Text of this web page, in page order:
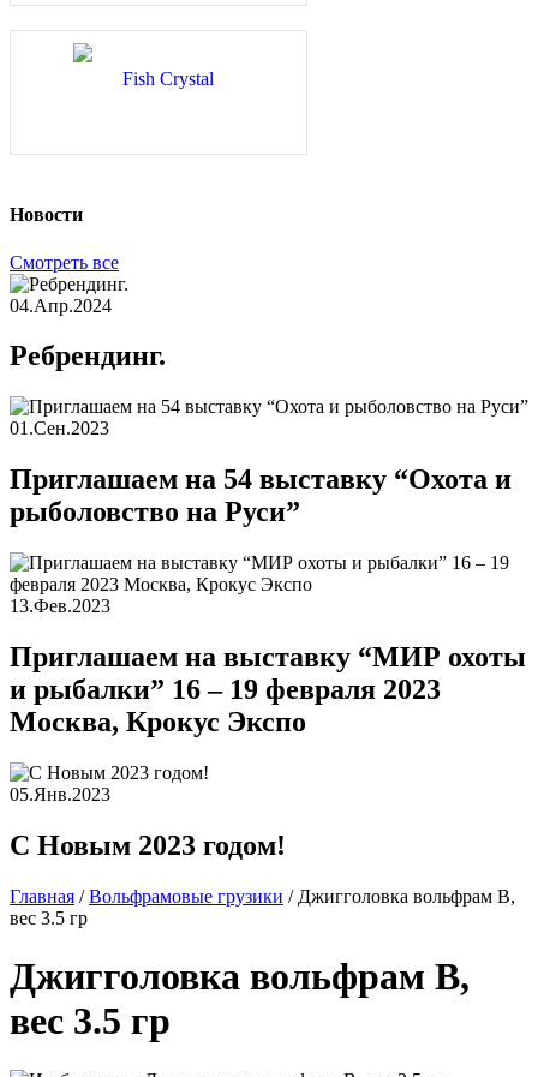
Новости
Смотреть все
04.Апр.2024
Ребрендинг.
01.Сен.2023
Приглашаем на 54 выставку “Охота и
рыболовство на Руси”
13.Фев.2023
Приглашаем на выставку “МИР охоты
и рыбалки” 16 – 19 февраля 2023
Москва, Крокус Экспо
05.Янв.2023
С Новым 2023 годом!
Главная /Вольфрамовые грузики / Джигголовка вольфрам B,
вес 3.5 гр
Джигголовка вольфрам B,
вес 3.5 гр